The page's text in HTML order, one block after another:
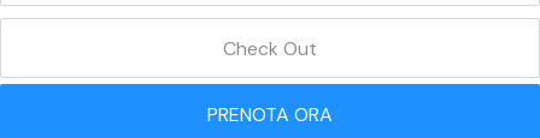
PRENOTA ORA